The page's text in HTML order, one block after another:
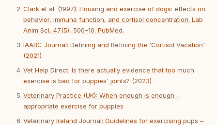
Clark et al. (1997): Housing and exercise of dogs: effects on
behavior, immune function, and cortisol concentration. Lab
Anim Sci, 47(5), 500–10. PubMed.
IAABC Journal: Defining and Refining the 'Cortisol Vacation'
(2021)
Vet Help Direct: Is there actually evidence that too much
exercise is bad for puppies' joints? (2023)
Veterinary Practice (UK): When enough is enough –
appropriate exercise for puppies
Veterinary Ireland Journal: Guidelines for exercising pups –